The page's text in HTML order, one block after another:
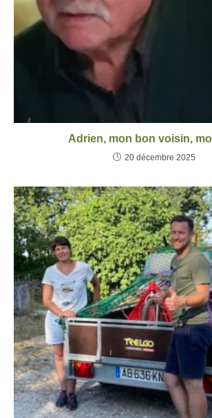
Adrien, mon bon voisin,
20 décembre 2025